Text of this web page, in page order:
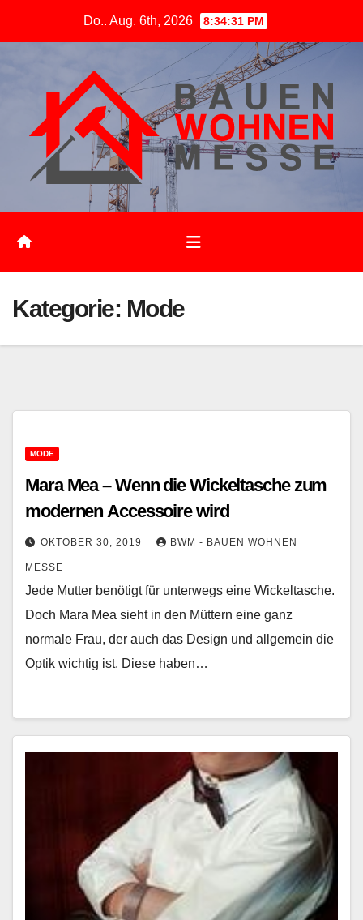
Do.. Aug. 6th, 2026 8:34:31 PM
Kategorie: Mode
MODE
Mara Mea – Wenn die Wickeltasche zum
modernen Accessoire wird
OKTOBER 30, 2019 BWM - BAUEN WOHNEN
MESSE
Jede Mutter benötigt für unterwegs eine Wickeltasche.
Doch Mara Mea sieht in den Müttern eine ganz
normale Frau, der auch das Design und allgemein die
Optik wichtig ist. Diese haben…